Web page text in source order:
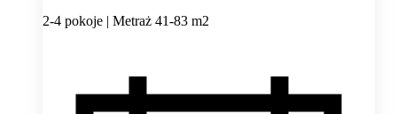
2-4 pokoje | Metraż 41-83 m2